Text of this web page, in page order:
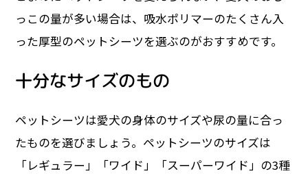
っこの量が多い場合は、吸水ポリマーのたくさん入
った厚型のペットシーツを選ぶのがおすすめです。
十分なサイズのもの
ペットシーツは愛犬の身体のサイズや尿の量に合っ
たものを選びましょう。ペットシーツのサイズは
「レギュラー」「ワイド」「スーパーワイド」の3種